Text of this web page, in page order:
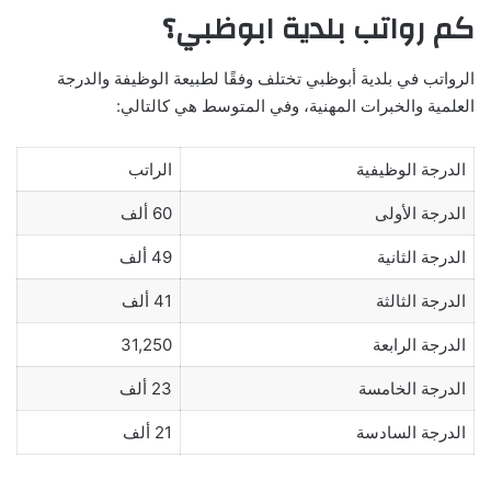
كم رواتب بلدية ابوظبي؟
الرواتب في بلدية أبوظبي تختلف وفقًا لطبيعة الوظيفة والدرجة
العلمية والخبرات المهنية، وفي المتوسط هي كالتالي:
الدرجة الوظيفية الراتب
الدرجة الأولى 60 ألف
الدرجة الثانية 49 ألف
الدرجة الثالثة 41 ألف
الدرجة الرابعة 31,250
الدرجة الخامسة 23 ألف
الدرجة السادسة 21 ألف